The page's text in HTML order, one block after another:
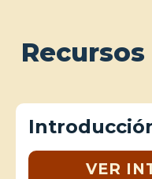
VER